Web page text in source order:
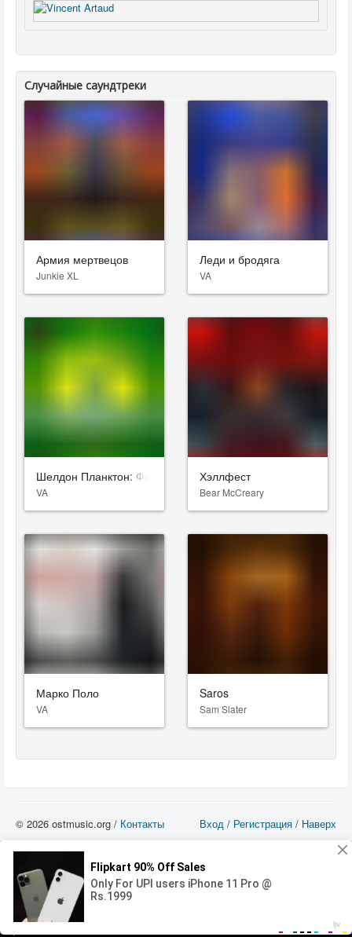
Error loading media: File could not be played 00:00
Случайные саундтреки
Армия мертвецов
Junkie XL
Леди и бродяга
VA
Шелдон Планктон: Фильм
VA
Хэллфест
Bear McCreary
Марко Поло
VA
Saros
Sam Slater
Вход / Регистрация / Наверх
© 2026 ostmusic.org / Контакты
можете использовать такие материалы только в том в случае, если
использование производится с ознакомительными целями - для прочих целей
вы должны приобрести лицензионную запись.